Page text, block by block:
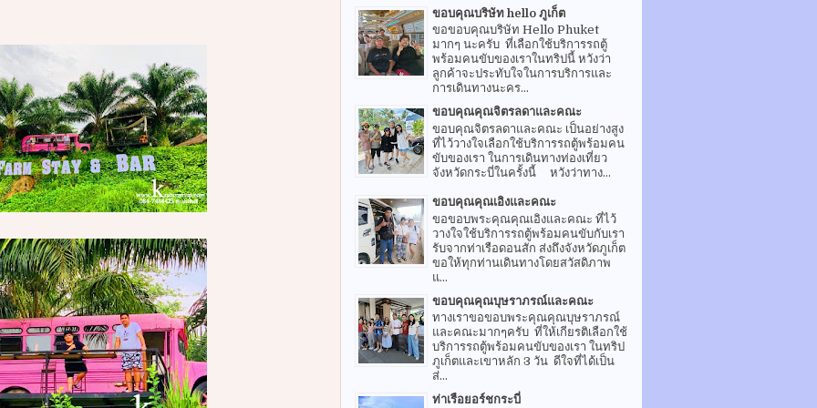
ขอบคุณบริษัท hello ภูเก็ต
ขอขอบคุณบริษัท Hello Phuket
มากๆ นะครับ ที่เลือกใช้บริการรถตู้
พร้อมคนขับของเราในทริปนี้ หวังว่า
ลูกค้าจะประทับใจในการบริการและ
การเดินทางนะคร...
ขอบคุณคุณจิตรลดาและคณะ
ขอบคุณจิตรลดาและคณะ เป็นอย่างสูง
ที่ไว้วางใจเลือกใช้บริการรถตู้พร้อมคน
ขับของเรา ในการเดินทางท่องเที่ยว
จังหวัดกระบี่ในครั้งนี้ หวังว่าทาง...
ขอบคุณคุณเอิงและคณะ
ขอขอบพระคุณคุณเอิงและคณะ ที่ไว้
วางใจใช้บริการรถตู้พร้อมคนขับกับเรา
รับจากท่าเรือดอนสัก ส่งถึงจังหวัดภูเก็ต
ขอให้ทุกท่านเดินทางโดยสวัสดิภาพ
แ...
ขอบคุณคุณบุษราภรณ์และคณะ
ทางเราขอขอบพระคุณคุณบุษราภรณ์
และคณะมากๆครับ ที่ให้เกียรติเลือกใช้
บริการรถตู้พร้อมคนขับของเรา ในทริป
ภูเก็ตและเขาหลัก 3 วัน ดีใจที่ได้เป็น
ส่...
ท่าเรือยอร์ชกระบี่